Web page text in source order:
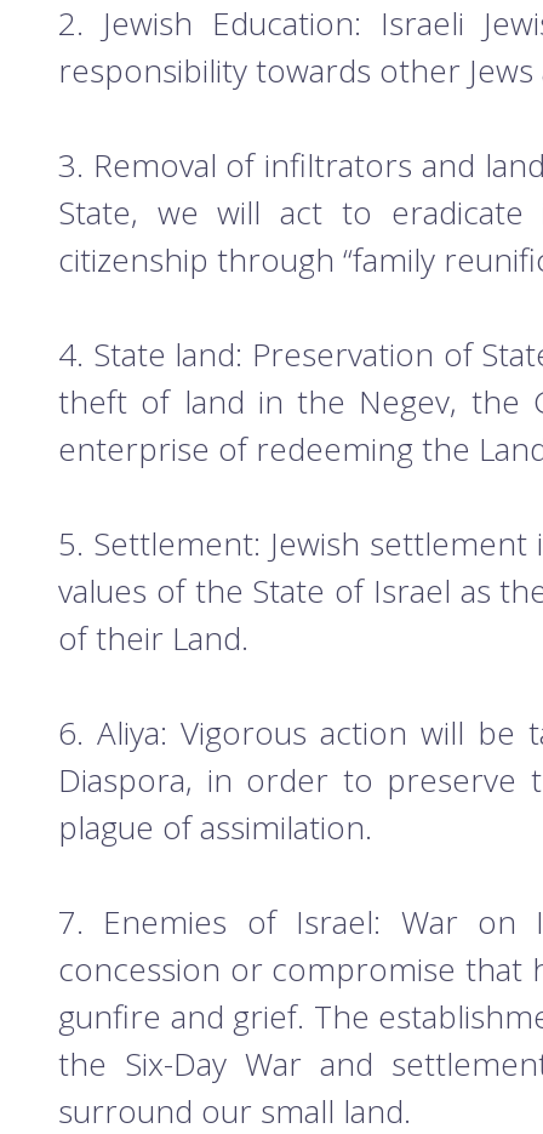
2. Jewish Education: Israeli
responsibility towards other
3. Removal of infiltrators and
State, we will act to
citizenship through “family
4. State land: Preservation of
theft of land in the Negev, the
enterprise of redeeming the
5. Settlement: Jewish
values of the State of Israel as
of their Land.
6. Aliya: Vigorous action will
Diaspora, in order to preserve
plague of assimilation.
7. Enemies of Israel: War on
concession or compromise that
gunfire and grief. The
the Six-Day War and
surround our small land.